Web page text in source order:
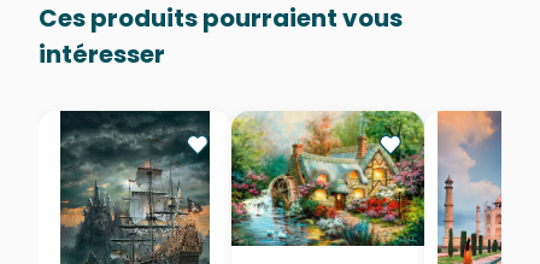
Ces produits pourraient vous
intéresser